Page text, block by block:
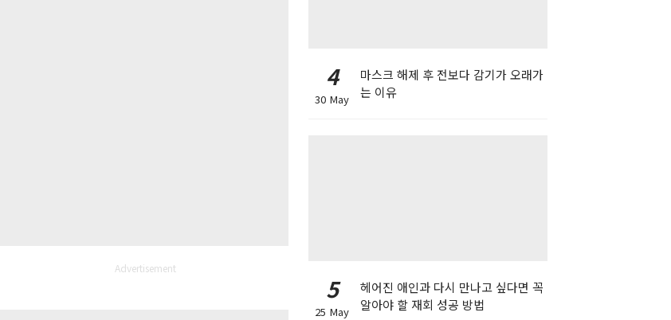
Advertisement
4
30 May
마스크 해제 후 전보다 감기가 오래가
는 이유
5
25 May
헤어진 애인과 다시 만나고 싶다면 꼭
알아야 할 재회 성공 방법